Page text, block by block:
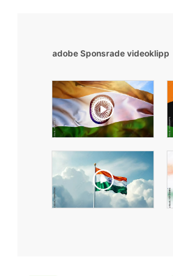
adobe Sponsrade videoklipp